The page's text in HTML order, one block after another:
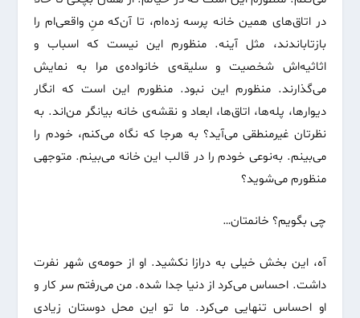
در اتاق‌های همین خانه پرسه زده‌ام، تا آن‌که منِ واقعی‌ام را
بازتاباندند، مثل آینه. منظورم این نیست که اسباب و
اثاثیه‌اش شخصیت و سلیقه‌ی خانواده‌ی مرا به نمایش
می‌گذارند. منظورم این نبود. منظورم این است که انگار
دیوارها، پله‌ها، اتاق‌ها، ابعاد و نقشه‌ی خانه بیانگر من‌اند. به
نظرتان غیرمنطقی می‌آید؟ به هرجا که نگاه می‌کنم، خودم را
می‌بینم. به‌نوعی خودم را در قالب این خانه می‌بینم. متوجهی
منظورم می‌شوید؟
چی بگویم؟ خانمتان…
آه، این بخش خیلی به درازا نکشید. او از حومه‌ی شهر نفرت
داشت. احساس می‌کرد از دنیا جدا شده. من می‌رفتم سر کار و
او احساس تنهایی می‌کرد. ما تو این محل دوستان زیادی